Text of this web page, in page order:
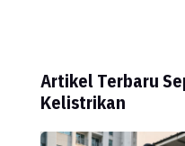
Artikel Terbaru
Kelistrikan